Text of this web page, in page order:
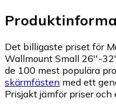
Det billigaste priset för
Wallmount Small 26''-
de 100 mest populära
skärmfästen med ett
Prisjakt jämför priser och